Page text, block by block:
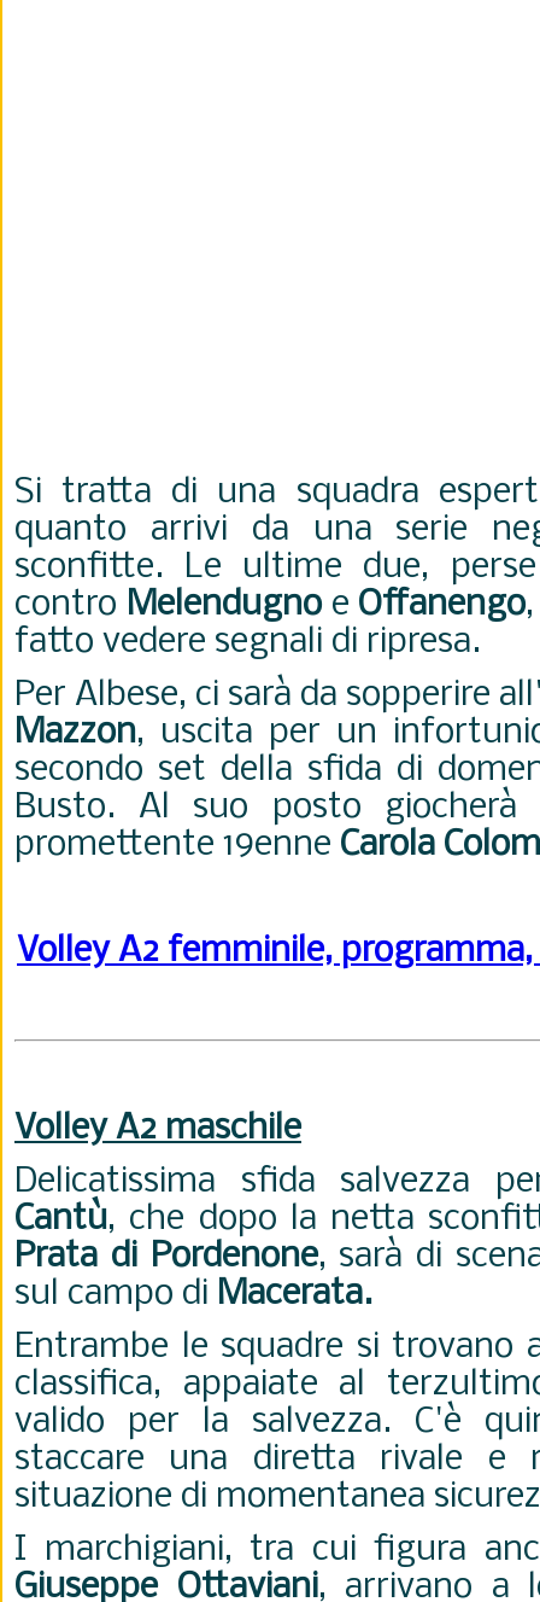
Si tratta di una squadra
quanto arrivi da una serie
sconfitte. Le ultime due,
contro Melendugnoe Offanengo
fatto vedere segnali di ripresa.
Per Albese, ci sarà da sopperire
Mazzon, uscita per un
secondo set della sfida di
Busto. Al suo posto giocherà
promettente 19enne Carola
Volley A2 femminile,
Volley A2 maschile
Delicatissima sfida salvezza
Cantù, che dopo la netta
Prata di Pordenone, sarà di
sul campo di Macerata.
Entrambe le squadre si
classifica, appaiate al
valido per la salvezza. C'è
staccare una diretta rivale e
situazione di momentanea
I marchigiani, tra cui figura
Giuseppe Ottaviani, arrivano a